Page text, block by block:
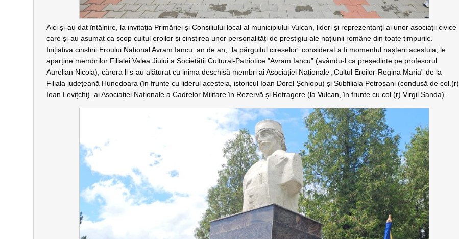
Aici și-au dat întâlnire, la invitația Primăriei și Consiliului local al municipiului Vulcan, lideri și reprezentanți ai unor asociații civice
care și-au asumat ca scop cultul eroilor și cinstirea unor personalități de prestigiu ale națiunii române din toate timpurile.
Inițiativa cinstirii Eroului Național Avram Iancu, an de an, „la pârguitul cireșelor” considerat a fi momentul nașterii acestuia, le
aparține membrilor Filialei Valea Jiului a Societății Cultural-Patriotice ”Avram Iancu” (avându-l ca președinte pe profesorul
Aurelian Nicola), cărora li s-au alăturat cu inima deschisă membri ai Asociației Naționale „Cultul Eroilor-Regina Maria” de la
Filiala județeană Hunedoara (în frunte cu liderul acesteia, istoricul Ioan Dorel Șchiopu) și Subfiliala Petroșani (condusă de col.(r)
Ioan Levițchi), ai Asociației Naționale a Cadrelor Militare în Rezervă și Retragere (la Vulcan, în frunte cu col.(r) Virgil Sanda).